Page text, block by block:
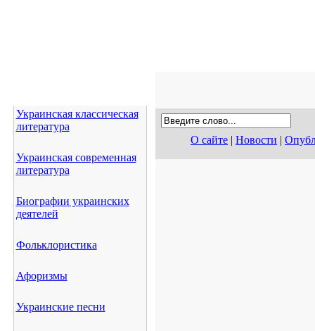
Украинская классическая
литература
Украинская современная
литература
Биографии украинских
деятелей
Фольклористика
Афоризмы
Украинские песни
О сайте | Новости |